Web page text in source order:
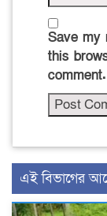
Save my
this
comment.
এই বিভাগের